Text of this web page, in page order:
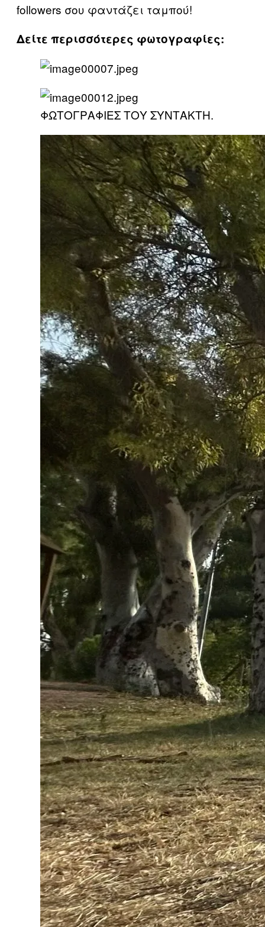
followers σου φαντάζει ταμπού!
Δείτε περισσότερες φωτογραφίες:
ΦΩΤΟΓΡΑΦΙΕΣ ΤΟΥ ΣΥΝΤΑΚΤΗ.​